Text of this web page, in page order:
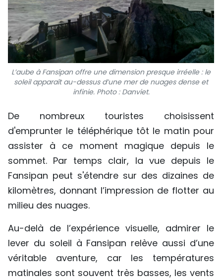
L’aube à Fansipan offre une dimension presque irréelle : le
soleil apparaît au-dessus d’une mer de nuages dense et
infinie. Photo : Danviet.
De nombreux touristes choisissent
d'emprunter le téléphérique tôt le matin pour
assister à ce moment magique depuis le
sommet. Par temps clair, la vue depuis le
Fansipan peut s'étendre sur des dizaines de
kilomètres, donnant l’impression de flotter au
milieu des nuages.
Au-delà de l’expérience visuelle, admirer le
lever du soleil à Fansipan relève aussi d’une
véritable aventure, car les températures
matinales sont souvent très basses, les vents